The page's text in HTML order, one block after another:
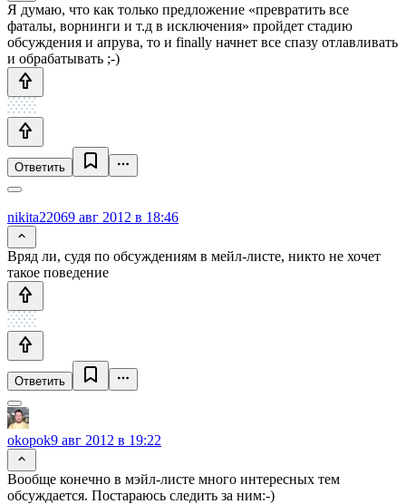
Я думаю, что как только предложение «превратить все
фаталы, ворнинги и т.д в исключения» пройдет стадию
обсуждения и апрува, то и finally начнет все спазу отлавливать
и обрабатывать ;-)
Ответить
nikita22069 авг 2012 в 18:46
Вряд ли, судя по обсуждениям в мейл-листе, никто не хочет
такое поведение
Ответить
okopok9 авг 2012 в 19:22
Вообще конечно в мэйл-листе много интересных тем
обсуждается. Постараюсь следить за ним:-)